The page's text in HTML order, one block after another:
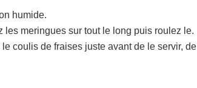
humide.
les meringues sur tout le long puis roulez le.
coulis de fraises juste avant de le servir, de